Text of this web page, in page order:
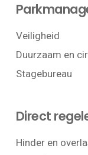
Veiligheid
Duurzaam en
Stagebureau
Direct
Hinder en